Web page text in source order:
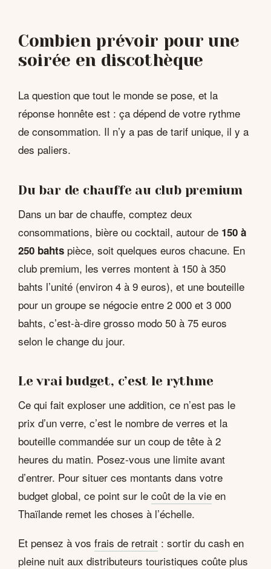
Combien prévoir pour une
soirée en discothèque
La question que tout le monde se pose, et la
réponse honnête est : ça dépend de votre rythme
de consommation. Il n’y a pas de tarif unique, il y a
des paliers.
Du bar de chauffe au club premium
Dans un bar de chauffe, comptez deux
consommations, bière ou cocktail, autour de 150 à
250 bahts pièce, soit quelques euros chacune. En
club premium, les verres montent à 150 à 350
bahts l’unité (environ 4 à 9 euros), et une bouteille
pour un groupe se négocie entre 2 000 et 3 000
bahts, c’est-à-dire grosso modo 50 à 75 euros
selon le change du jour.
Le vrai budget, c’est le rythme
Ce qui fait exploser une addition, ce n’est pas le
prix d’un verre, c’est le nombre de verres et la
bouteille commandée sur un coup de tête à 2
heures du matin. Posez-vous une limite avant
d’entrer. Pour situer ces montants dans votre
budget global, ce point sur le coût de la vie en
Thaïlande remet les choses à l’échelle.
Et pensez à vos frais de retrait : sortir du cash en
pleine nuit aux distributeurs touristiques coûte plus